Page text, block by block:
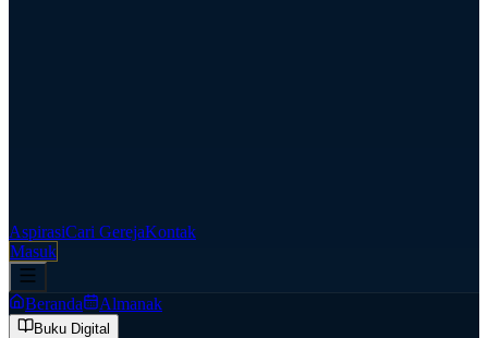
AspirasiCari GerejaKontak
Masuk
Beranda Almanak
Buku Digital